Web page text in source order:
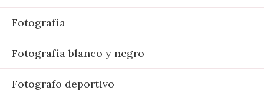
Fotografía
Fotografía blanco y negro
Fotografo deportivo